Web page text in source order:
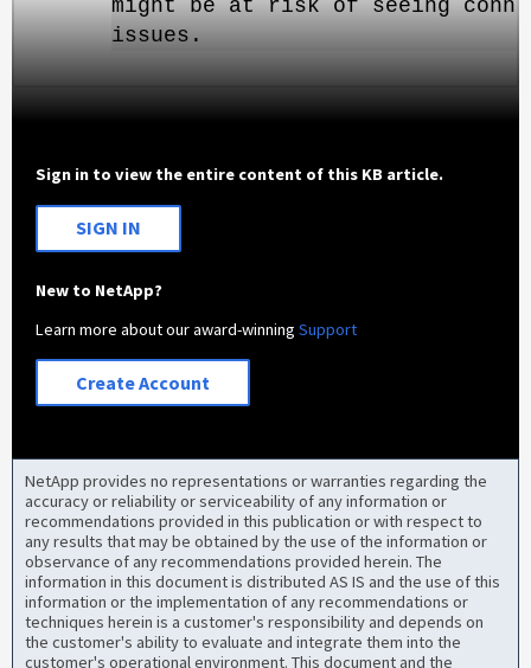
might be at risk of seeing
issues.
Sign in to view the entire content of this KB article.
SIGN IN
New to NetApp?
Learn more about our award-winningSupport
Create Account
NetApp provides no representations or warranties regarding the
accuracy or reliability or serviceability of any information or
recommendations provided in this publication or with respect to
any results that may be obtained by the use of the information or
observance of any recommendations provided herein. The
information in this document is distributed AS IS and the use of this
information or the implementation of any recommendations or
techniques herein is a customer's responsibility and depends on
the customer's ability to evaluate and integrate them into the
customer's operational environment. This document and the